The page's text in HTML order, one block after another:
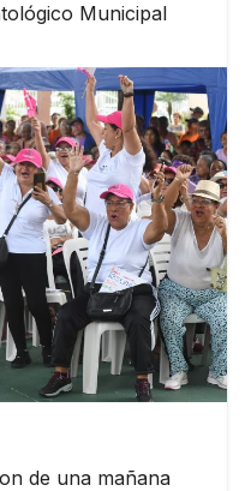
Municipal
de una mañana